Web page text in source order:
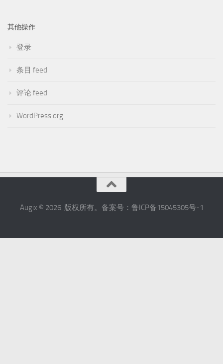
其他操作
登录
条目 feed
评论 feed
WordPress.org
Augix © 2026. 版权所有。备案号：鲁ICP备15045305号-1